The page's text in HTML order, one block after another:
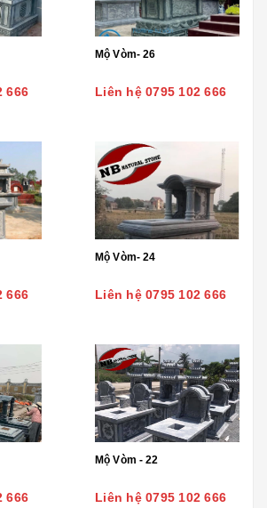
666
Mộ Vòm- 26
Liên hệ 0795 102 666
666
Mộ Vòm- 24
Liên hệ 0795 102 666
666
Mộ Vòm - 22
Liên hệ 0795 102 666